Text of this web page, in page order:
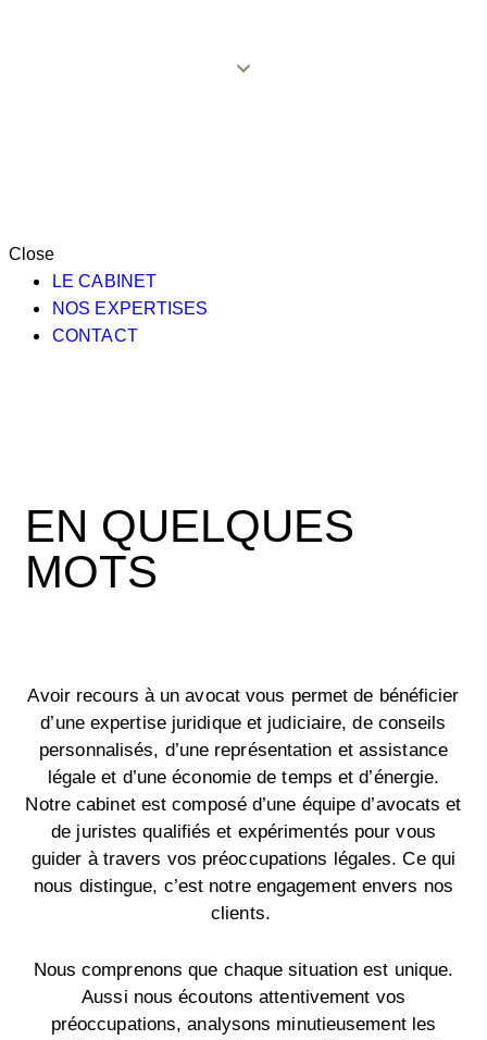
Close
LE CABINET
NOS EXPERTISES
CONTACT
EN QUELQUES
MOTS
Avoir recours à un avocat vous permet de bénéficier
d’une expertise juridique et judiciaire, de conseils
personnalisés, d’une représentation et assistance
légale et d’une économie de temps et d’énergie.
Notre cabinet est composé d’une équipe d’avocats et
de juristes qualifiés et expérimentés pour vous
guider à travers vos préoccupations légales. Ce qui
nous distingue, c’est notre engagement envers nos
clients.
Nous comprenons que chaque situation est unique.
Aussi nous écoutons attentivement vos
préoccupations, analysons minutieusement les